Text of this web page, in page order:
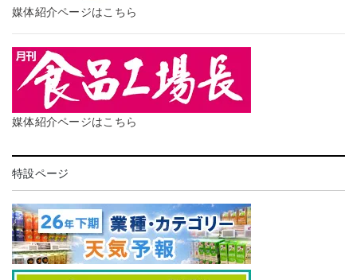
媒体紹介ページはこちら
媒体紹介ページはこちら
特設ページ